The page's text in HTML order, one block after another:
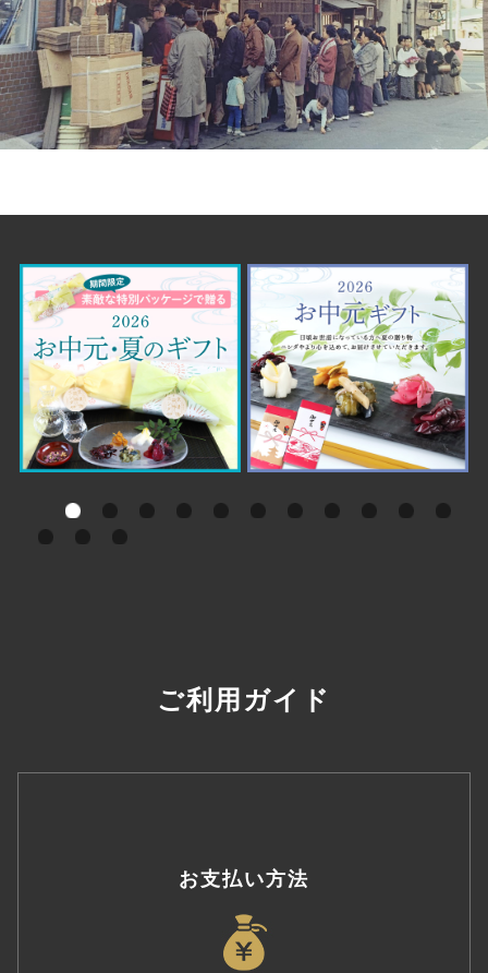
ご利用ガイド
お支払い方法